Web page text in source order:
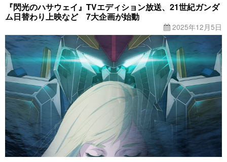
『閃光のハサウェイ』TVエディション放送、21世紀ガンダ
ム日替わり上映など 7大企画が始動
2025年12月5日